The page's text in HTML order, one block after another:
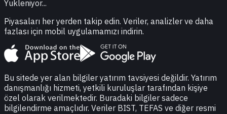
Yukleniyor...
Piyasaları her yerden takip edin. Veriler, analizler ve daha
fazlası için mobil uygulamamızı indirin.
Bu sitede yer alan bilgiler yatırım tavsiyesi değildir. Yatırım
danışmanlığı hizmeti, yetkili kuruluşlar tarafından kişiye
özel olarak verilmektedir. Buradaki bilgiler sadece
bilgilendirme amaçlıdır. Veriler BIST, TEFAS ve diğer resmi